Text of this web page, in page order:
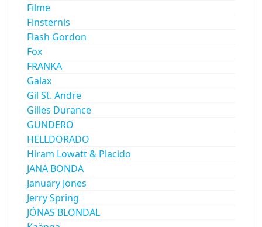
Filme
Finsternis
Flash Gordon
Fox
FRANKA
Galax
Gil St. Andre
Gilles Durance
GUNDERO
HELLDORADO
Hiram Lowatt & Placido
JANA BONDA
January Jones
Jerry Spring
JÓNAS BLONDAL